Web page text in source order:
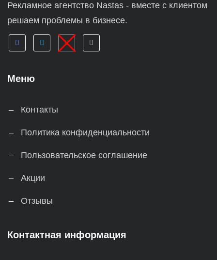
Рекламное агентство Nastas - вместе с клиентом
решаем проблемы в бизнесе.
Меню
Контакты
Политика конфиденциальности
Пользовательское соглашение
Акции
Отзывы
Контактная информация